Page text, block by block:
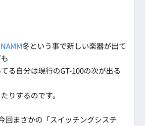
NAMM冬という事で新しい楽器が出て
る自分は現行のGT-100の次が出る
りするのです。
回まさかの「スイッチングシステ